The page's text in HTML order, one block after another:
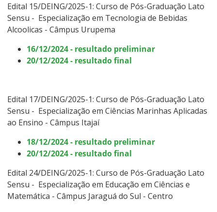
Edital 15/DEING/2025-1: Curso de Pós-Graduação Lato
Sensu - Especialização em Tecnologia de Bebidas
Alcoolicas - Câmpus Urupema
16/12/2024 - resultado preliminar
20/12/2024 - resultado final
Edital 17/DEING/2025-1: Curso de Pós-Graduação Lato
Sensu - Especialização em Ciências Marinhas Aplicadas
ao Ensino - Câmpus Itajaí
18/12/2024 - resultado preliminar
20/12/2024 - resultado final
Edital 24/DEING/2025-1: Curso de Pós-Graduação Lato
Sensu - Especialização em Educação em Ciências e
Matemática - Câmpus Jaraguá do Sul - Centro